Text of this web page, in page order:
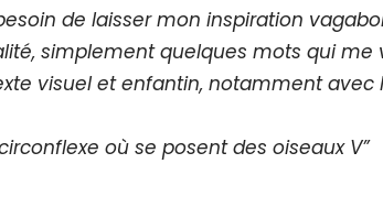
de laisser mon inspiration
simplement quelques mots qui
visuel et enfantin, notamment avec
où se posent des oiseaux V”